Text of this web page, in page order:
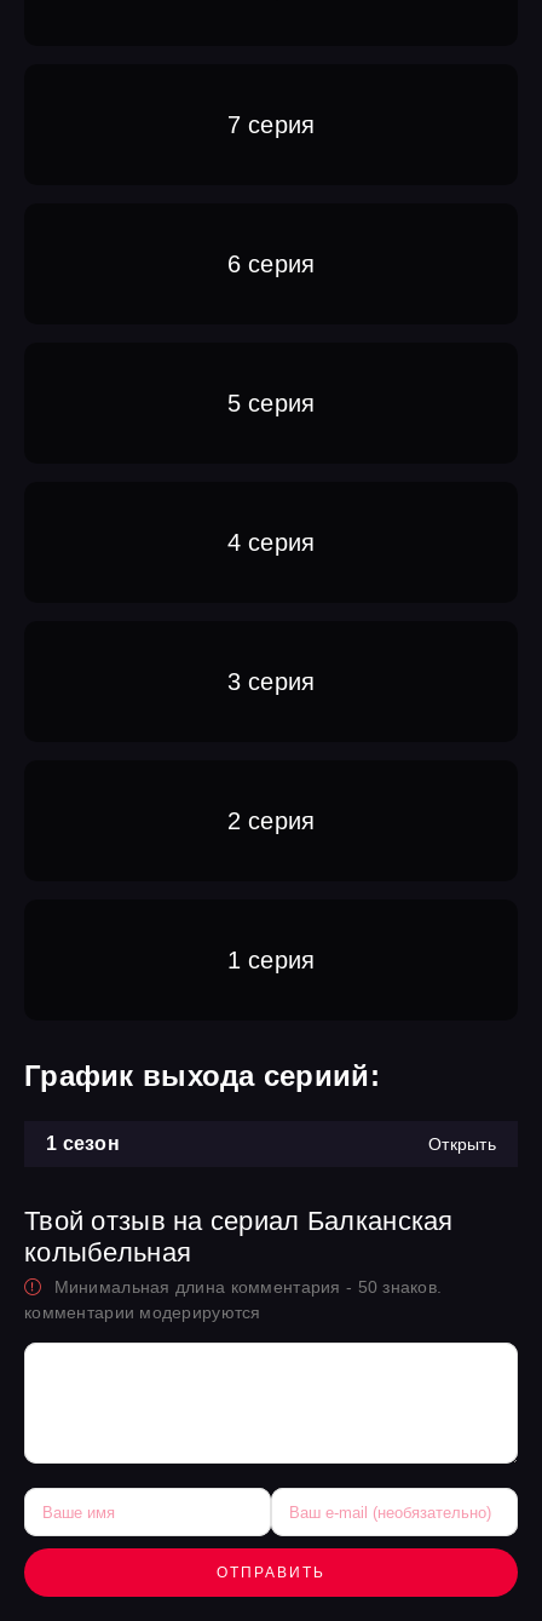
7 серия
6 серия
5 серия
4 серия
3 серия
2 серия
1 серия
График выхода сериий:
1 сезон Открыть
Твой отзыв на сериал Балканская
колыбельная
Минимальная длина комментария - 50 знаков.
комментарии модерируются
ОТПРАВИТЬ